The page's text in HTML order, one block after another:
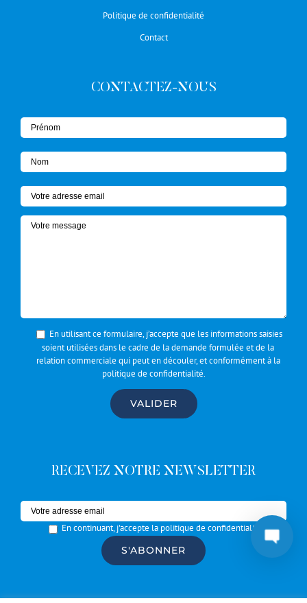
Politique de confidentialité
Contact
CONTACTEZ-NOUS
En utilisant ce formulaire, j’accepte que les informations saisies
soient utilisées dans le cadre de la demande formulée et de la
relation commerciale qui peut en découler, et conformément à la
politique de confidentialité.
RECEVEZ NOTRE NEWSLETTER
En continuant, j'accepte la politique de confidentialité